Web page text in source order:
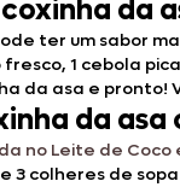
da
ter um sabor
1 cebola
da asa e pronto!
da
no Leite de Coco
3 colheres de